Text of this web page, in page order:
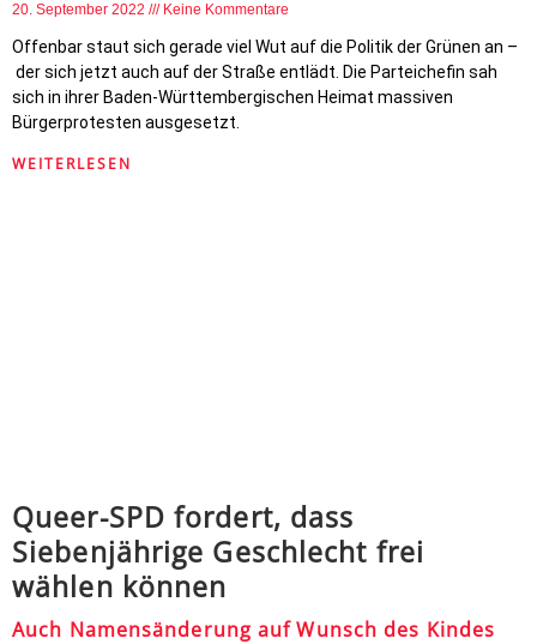
20. September 2022 Keine Kommentare
Offenbar staut sich gerade viel Wut auf die Politik der Grünen an –
der sich jetzt auch auf der Straße entlädt. Die Parteichefin sah
sich in ihrer Baden-Württembergischen Heimat massiven
Bürgerprotesten ausgesetzt.
WEITERLESEN
Queer-SPD fordert, dass
Siebenjährige Geschlecht frei
wählen können
Auch Namensänderung auf Wunsch des Kindes